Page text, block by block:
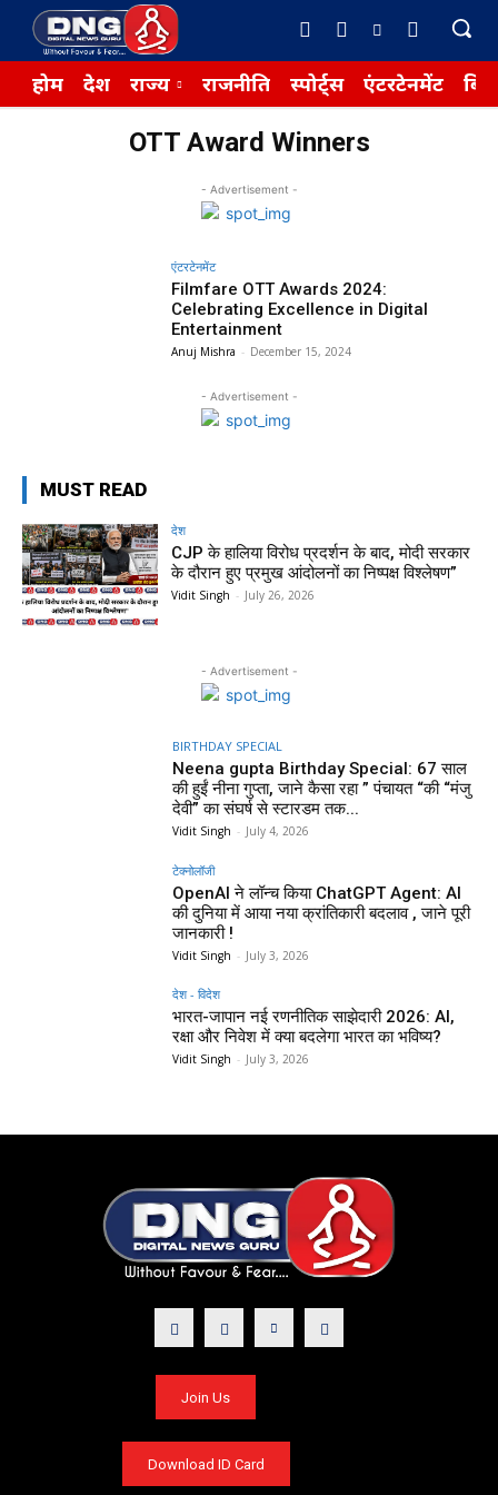
होम देश राज्य राजनीति स्पोर्ट्स एंटरटेनमेंट
OTT Award Winners
- Advertisement -
एंटरटेनमेंट
Filmfare OTT Awards 2024:
Celebrating Excellence in Digital
Entertainment
Anuj Mishra - December 15, 2024
- Advertisement -
MUST READ
देश
CJP के हालिया विरोध प्रदर्शन के बाद, मोदी सरकार
के दौरान हुए प्रमुख आंदोलनों का निष्पक्ष विश्लेषण”
Vidit Singh - July 26, 2026
- Advertisement -
BIRTHDAY SPECIAL
Neena gupta Birthday Special: 67 साल
की हुईं नीना गुप्ता, जाने कैसा रहा ” पंचायत “की “मंजु
देवी” का संघर्ष से स्टारडम तक...
Vidit Singh - July 4, 2026
टेक्नोलॉजी
OpenAI ने लॉन्च किया ChatGPT Agent: AI
की दुनिया में आया नया क्रांतिकारी बदलाव , जाने पूरी
जानकारी !
Vidit Singh - July 3, 2026
देश - विदेश
भारत-जापान नई रणनीतिक साझेदारी 2026: AI,
रक्षा और निवेश में क्या बदलेगा भारत का भविष्य?
Vidit Singh - July 3, 2026
Join Us
Download ID Card